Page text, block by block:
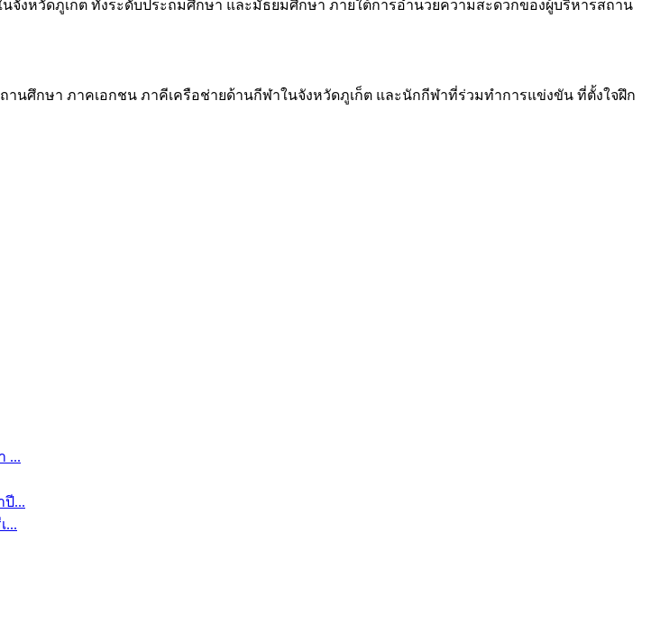
งหวัดภูเก็ต ทั้งระดับประถมศึกษา และมัธยมศึกษา ภายใต้การอำนวยความสะดวกของผู้บริหารสถาน
กษา ภาคเอกชน ภาคีเครือช่ายด้านกีฬาในจังหวัดภูเก็ต และนักกีฬาที่ร่วมทำการแข่งขัน ที่ตั้งใจฝึก
...
ปี...
...